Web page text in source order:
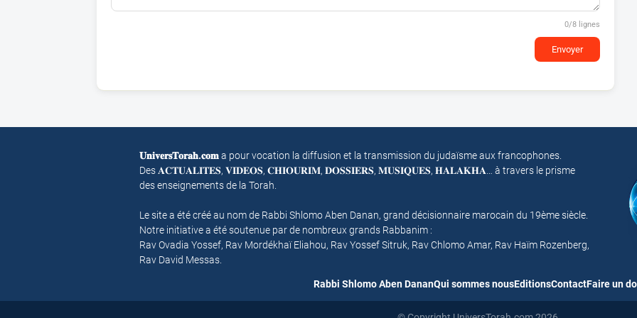
0/8 lignes
Envoyer
𝐔𝐧𝐢𝐯𝐞𝐫𝐬𝐓𝐨𝐫𝐚𝐡.𝐜𝐨𝐦a pour vocation la diffusion et la transmission du judaïsme aux francophones.
Des 𝐀𝐂𝐓𝐔𝐀𝐋𝐈𝐓𝐄𝐒, 𝐕𝐈𝐃𝐄𝐎𝐒, 𝐂𝐇𝐈𝐎𝐔𝐑𝐈𝐌, 𝐃𝐎𝐒𝐒𝐈𝐄𝐑𝐒, 𝐌𝐔𝐒𝐈𝐐𝐔𝐄𝐒, 𝐇𝐀𝐋𝐀𝐊𝐇𝐀… à travers le prisme
des enseignements de la Torah.
Le site a été créé au nom de Rabbi Shlomo Aben Danan, grand décisionnaire marocain du 19ème siècle.
Notre initiative a été soutenue par de nombreux grands Rabbanim :
Rav Ovadia Yossef, Rav Mordékhaï Eliahou, Rav Yossef Sitruk, Rav Chlomo Amar, Rav Haïm Rozenberg,
Rav David Messas.
Rabbi Shlomo Aben DananQui sommes nousEditionsContactFaire un